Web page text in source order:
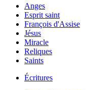
Anges
Esprit saint
François d'Assise
Jésus
Miracle
Reliques
Saints
Écritures